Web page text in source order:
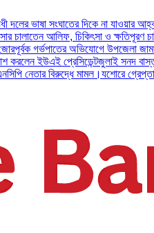
সংঘাতের দিকে না যাওয়ার আহ্বান
আলিফ, চিকিৎসা ও ক্ষতিপূরণ চাইল এনসিপি
অভিযোগে উপজেলা জামায়াতের
প্রেসিডেন্টজুলাই সনদ বাস্তবায়নের
বিরুদ্ধে মামল।যশোরে গ্রেপ্তার শীর্ষ